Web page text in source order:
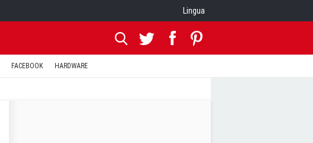
Lingua
FACEBOOK HARDWARE